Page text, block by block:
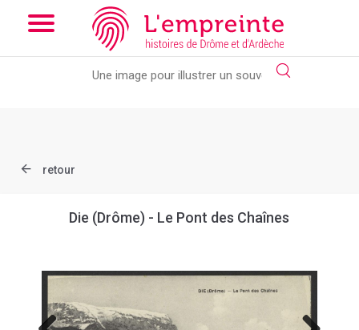
Array ( [slug] => document [ref] => B263626101_CP2107 )
Add the new slick-theme.css if you want the default styling
retour
Die (Drôme) - Le Pont des Chaînes